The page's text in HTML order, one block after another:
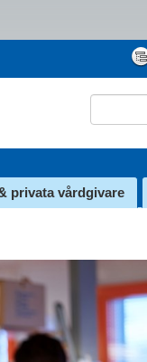
privata vårdgivare